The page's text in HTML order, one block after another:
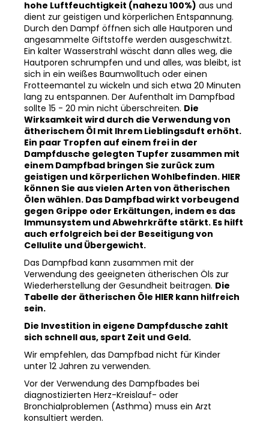
hohe Luftfeuchtigkeit (nahezu 100%) aus und
dient zur geistigen und körperlichen Entspannung.
Durch den Dampf öffnen sich alle Hautporen und
angesammelte Giftstoffe werden ausgeschwitzt.
Ein kalter Wasserstrahl wäscht dann alles weg, die
Hautporen schrumpfen und und alles, was bleibt, ist
sich in ein weißes Baumwolltuch oder einen
Frotteemantel zu wickeln und sich etwa 20 Minuten
lang zu entspannen. Der Aufenthalt im Dampfbad
sollte 15 - 20 min nicht überschreiten. Die
Wirksamkeit wird durch die Verwendung von
ätherischem Öl mit Ihrem Lieblingsduft erhöht.
Ein paar Tropfen auf einem frei in der
Dampfdusche gelegten Tupfer zusammen mit
einem Dampfbad bringen Sie zurück zum
geistigen und körperlichen Wohlbefinden. HIER
können Sie aus vielen Arten von ätherischen
Ölen wählen. Das Dampfbad wirkt vorbeugend
gegen Grippe oder Erkältungen, indem es das
Immunsystem und Abwehrkräfte stärkt. Es hilft
auch erfolgreich bei der Beseitigung von
Cellulite und Übergewicht.
Das Dampfbad kann zusammen mit der
Verwendung des geeigneten ätherischen Öls zur
Wiederherstellung der Gesundheit beitragen. Die
Tabelle der ätherischen Öle HIER kann hilfreich
sein.
Die Investition in eigene Dampfdusche zahlt
sich schnell aus, spart Zeit und Geld.
Wir empfehlen, das Dampfbad nicht für Kinder
unter 12 Jahren zu verwenden.
Vor der Verwendung des Dampfbades bei
diagnostizierten Herz-Kreislauf- oder
Bronchialproblemen (Asthma) muss ein Arzt
konsultiert werden.